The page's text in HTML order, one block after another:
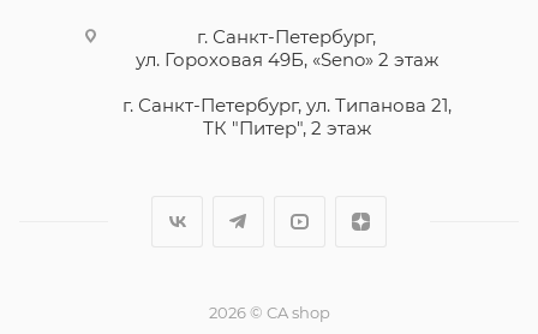
г. Санкт-Петербург,
ул. Гороховая 49Б, «Seno» 2 этаж
г. Санкт-Петербург, ул. Типанова 21,
ТК "Питер", 2 этаж
2026 © CA shop